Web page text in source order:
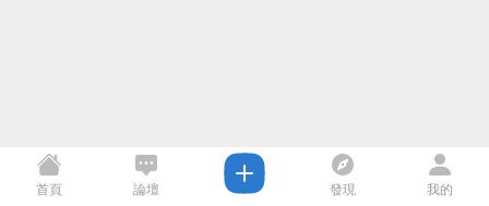
首頁 論壇 發現 我的